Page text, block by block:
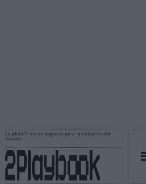
La plataforma de negocios para la industria del
deporte